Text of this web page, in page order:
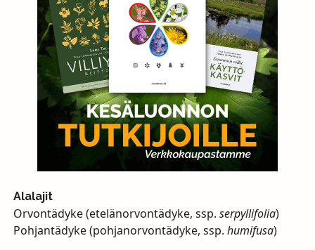
Alalajit
Orvontädyke (etelänorvontädyke, ssp. serpyllifolia)
Pohjantädyke (pohjanorvontädyke, ssp. humifusa)